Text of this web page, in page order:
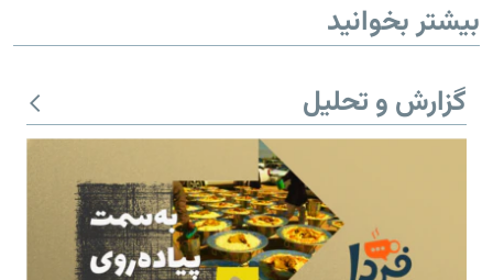
بیشتر بخوانید
گزارش و تحلیل